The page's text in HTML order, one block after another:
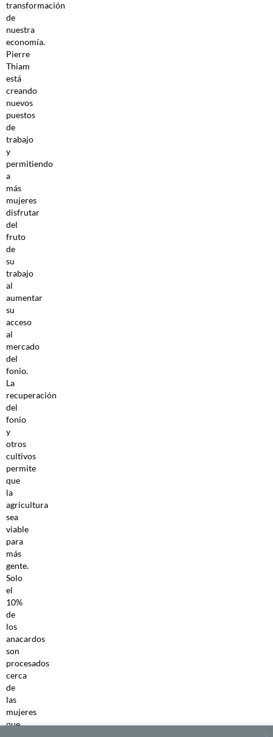
transformación
de
nuestra
economía.
Pierre
Thiam
está
creando
nuevos
puestos
de
trabajo
y
permitiendo
a
más
mujeres
disfrutar
del
fruto
de
su
trabajo
al
aumentar
su
acceso
al
mercado
del
fonio.
La
recuperación
del
fonio
y
otros
cultivos
permite
que
la
agricultura
sea
viable
para
más
gente.
Solo
el
10%
de
los
anacardos
son
procesados
cerca
de
las
mujeres
que